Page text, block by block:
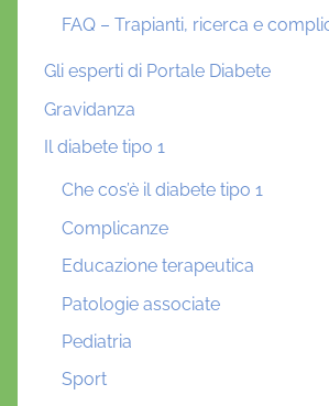
FAQ – Trapianti, ricerca e
Gli esperti di Portale Diabete
Gravidanza
Il diabete tipo 1
Che cos’è il diabete tipo 1
Complicanze
Educazione terapeutica
Patologie associate
Pediatria
Sport